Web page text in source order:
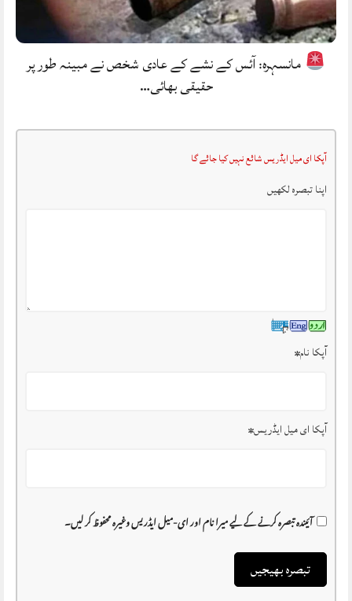
مانسہرہ: آئس کے نشے کے عادی شخص نے مبینہ طور پر
حقیقی بھائی…
آپکا ای میل ایڈریس شائع نہیں کیا جائے گا
اپنا تبصرہ لکھیں
آپکا نام*
آپکا ای میل ایڈریس*
آئیندہ تبصرہ کرنے کے لیے میرا نام اور ای-میل ایڈریس وغیرہ محفوظ کر لیں۔